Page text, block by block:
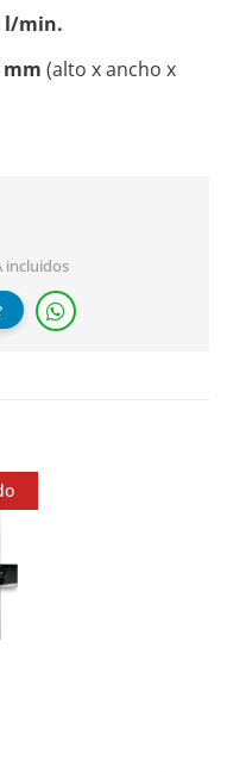
l/min.
mm (alto x ancho x
incluidos